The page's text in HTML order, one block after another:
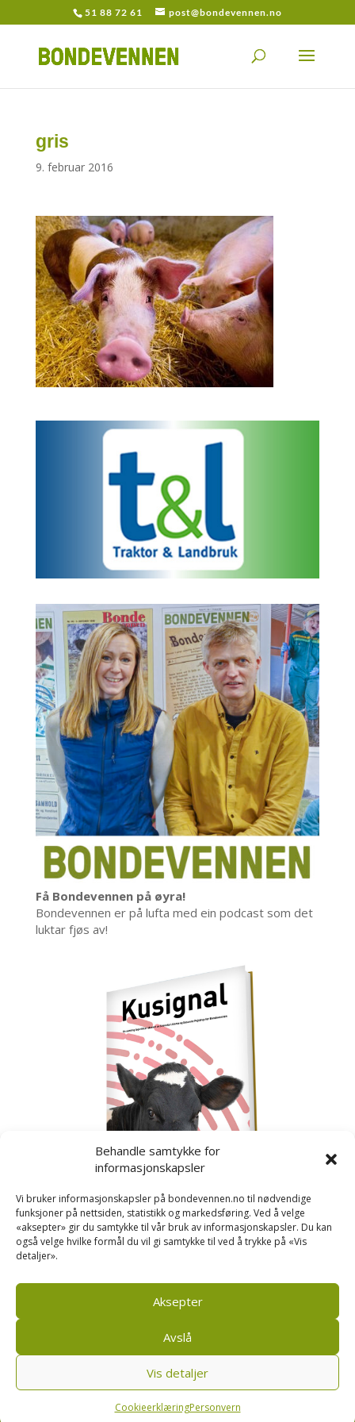
Behandle samtykke for
informasjonskapsler
Vi bruker informasjonskapsler på bondevennen.no til nødvendige
funksjoner på nettsiden, statistikk og markedsføring. Ved å velge
«aksepter» gir du samtykke til vår bruk av informasjonskapsler. Du kan
også velge hvilke formål du vil gi samtykke til ved å trykke på «Vis
detaljer».
Aksepter
Avslå
Vis detaljer
CookieerklæringPersonvern
51 88 72 61 post@bondevennen.no
gris
9. februar 2016
Få Bondevennen på øyra!
Bondevennen er på lufta med ein podcast som det
luktar fjøs av!
Kusignal
Bondevennen SA, Pb 208, sentrum, 4001 Stavanger
Personvern og cookies regler